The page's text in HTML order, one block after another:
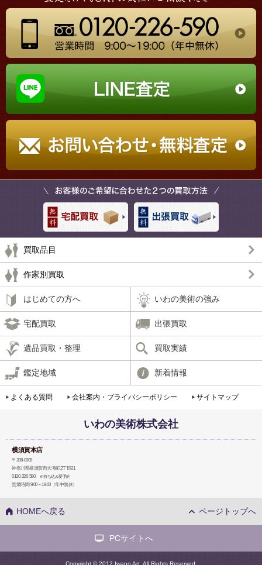
買取品目
作家別買取
はじめての方へ いわの美術の強み
宅配買取 出張買取
遺品買取・整理 買取実績
鑑定地域 新着情報
よくある質問 会社案内・プライバシーポリシー サイトマップ
いわの美術株式会社
横須賀本店
〒238-0008
神奈川県横須賀市大滝町2丁目21
0120-226-590
※持ち込み要予約
営業時間 9:00～19:00（年中無休）
HOMEへ戻る ページトップへ
PCサイトへ
Copyright © 2012 Iwano Art. All Rights Reserved.